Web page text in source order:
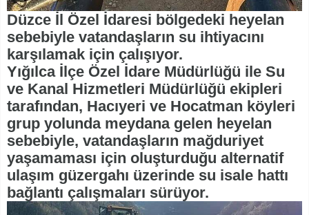
Düzce İl Özel İdaresi bölgedeki heyelan
sebebiyle vatandaşların su ihtiyacını
karşılamak için çalışıyor.
Yığılca İlçe Özel İdare Müdürlüğü ile Su
ve Kanal Hizmetleri Müdürlüğü ekipleri
tarafından, Hacıyeri ve Hocatman köyleri
grup yolunda meydana gelen heyelan
sebebiyle, vatandaşların mağduriyet
yaşamaması için oluşturduğu alternatif
ulaşım güzergahı üzerinde su isale hattı
bağlantı çalışmaları sürüyor.